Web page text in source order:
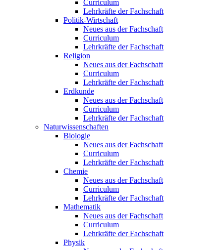
Curriculum
Lehrkräfte der Fachschaft
Politik-Wirtschaft
Neues aus der Fachschaft
Curriculum
Lehrkräfte der Fachschaft
Religion
Neues aus der Fachschaft
Curriculum
Lehrkräfte der Fachschaft
Erdkunde
Neues aus der Fachschaft
Curriculum
Lehrkräfte der Fachschaft
Naturwissenschaften
Biologie
Neues aus der Fachschaft
Curriculum
Lehrkräfte der Fachschaft
Chemie
Neues aus der Fachschaft
Curriculum
Lehrkräfte der Fachschaft
Mathematik
Neues aus der Fachschaft
Curriculum
Lehrkräfte der Fachschaft
Physik